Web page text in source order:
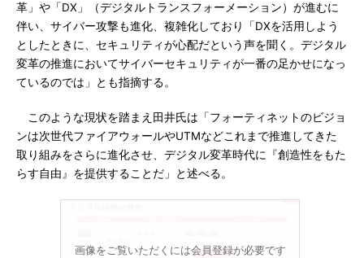
革」や「DX」（デジタルトランスフォーメーション）が進むに
伴い、サイバー攻撃も進化、複雑化しており「DXを活用しよう
としたときに、セキュリティが心配だという声を聞く。デジタル
変革の推進においてサイバーセキュリティが一番の足かせになっ
ているのでは」とも指摘する。
このような現状を踏まえ田井氏は「フォーティネットのビジョ
ンは次世代ファイアウォールやUTMなどこれまで推進してきた
取り組みをさらに進化させ、デジタル変革時代に『創造性をもた
らす自由』を提供することだ」と述べる。
画像をご覧いただくには会員登録が必要です